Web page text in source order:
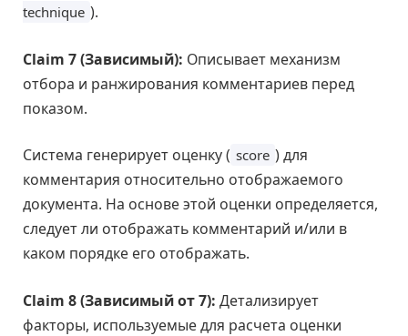
technique ).
Claim 7 (Зависимый): Описывает механизм
отбора и ранжирования комментариев перед
показом.
Система генерирует оценку ( score ) для
комментария относительно отображаемого
документа. На основе этой оценки определяется,
следует ли отображать комментарий и/или в
каком порядке его отображать.
Claim 8 (Зависимый от 7): Детализирует
факторы, используемые для расчета оценки